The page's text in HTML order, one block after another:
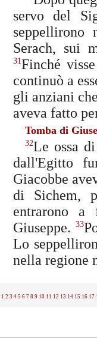
servo del
Serach, sui
31Finché
continuò a
gli anziani
aveva fatto
Tomba di
32Le ossa
dall'Egitto
Giacobbe
di Sichem,
entrarono a
Giuseppe.33
Lo
nella regione
1 2 3 4 5 6 7 8 9 10 11 12 13 14 15 16 17